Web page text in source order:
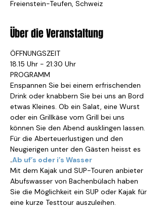
Freienstein-Teufen, Schweiz
Über die Veranstaltung
ÖFFNUNGSZEIT
18.15 Uhr - 21:30 Uhr
PROGRAMM
Enspannen Sie bei einem erfrischenden
Drink oder knabbern Sie bei uns an Bord
etwas Kleines. Ob ein Salat, eine Wurst
oder ein Grillkäse vom Grill bei uns
können Sie den Abend ausklingen lassen.
Für die Aberteuerlustigen und den
Neugierigen unter den Gästen heisst es
.Ab uf’s oder i’s Wasser
Mit dem Kajak und SUP-Touren anbieter
Abufswasser von Bachenbülach haben
Sie die Möglichkeit ein SUP oder Kajak für
eine kurze Testtour auszuleihen.